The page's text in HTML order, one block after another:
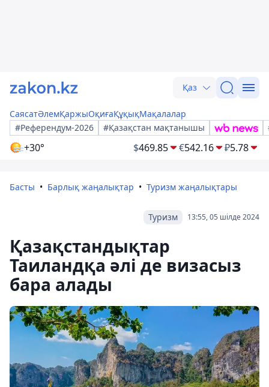
Қаз
СаясатӘлемҚаржыОқиғаҚұқықМақалалар
#Референдум-2026
#Қазақстан мақтанышы
+30° $469.85 €542.16 ₽5.78
Басты Барлық жаңалықтар Туризм жаңалықтары
13:55, 05 шілде 2024
Туризм
Қазақстандықтар
Таиландқа әлі де визасыз
бара алады